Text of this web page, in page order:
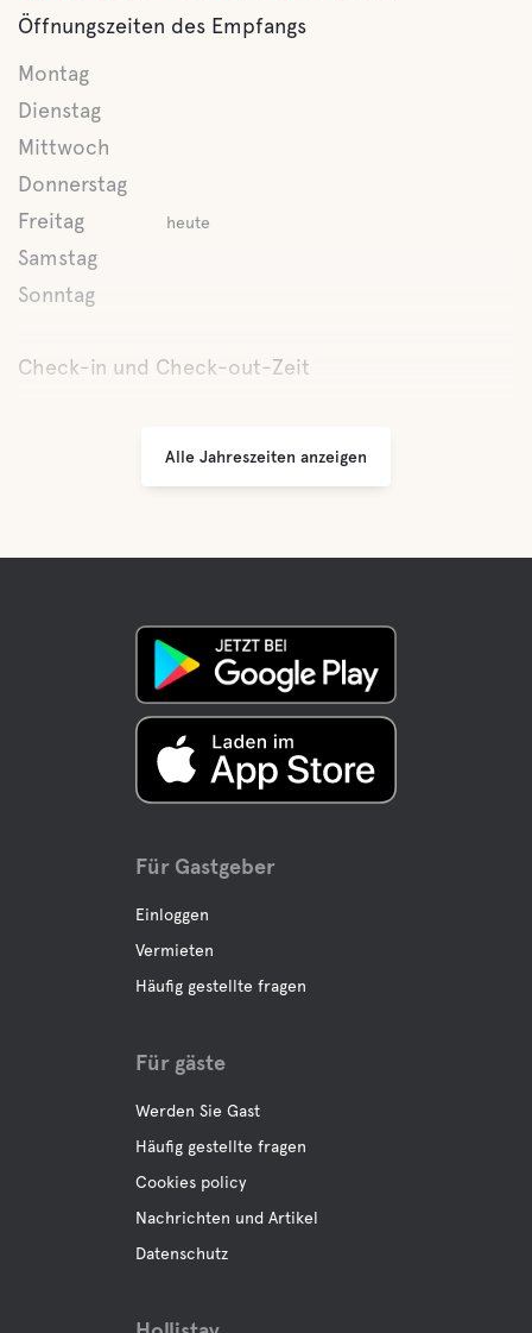
Öffnungszeiten des Empfangs
Montag
Dienstag
Mittwoch
Donnerstag
Freitag
heute
Samstag
Sonntag
Check-in und Check-out-Zeit
Alle Jahreszeiten anzeigen
Für Gastgeber
Einloggen
Vermieten
Häufig gestellte fragen
Für gäste
Werden Sie Gast
Häufig gestellte fragen
Cookies policy
Nachrichten und Artikel
Datenschutz